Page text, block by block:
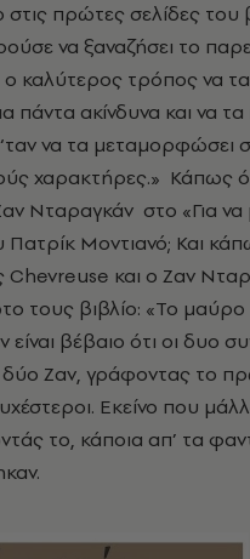
πρώτες σελίδες του
να ξαναζήσει το
ο καλύτερος τρόπος να τα
πάντα ακίνδυνα και να
να τα μεταμορφώσει
χαρακτήρες.» Κάπως
Νταραγκάν στο «Για να
Πατρίκ Μοντιανό; Και
και ο Ζαν
τους βιβλίο: «Το μαύρο
είναι βέβαιο ότι οι δυο
δύο Ζαν, γράφοντας το
Εκείνο που
το, κάποια απ’ τα